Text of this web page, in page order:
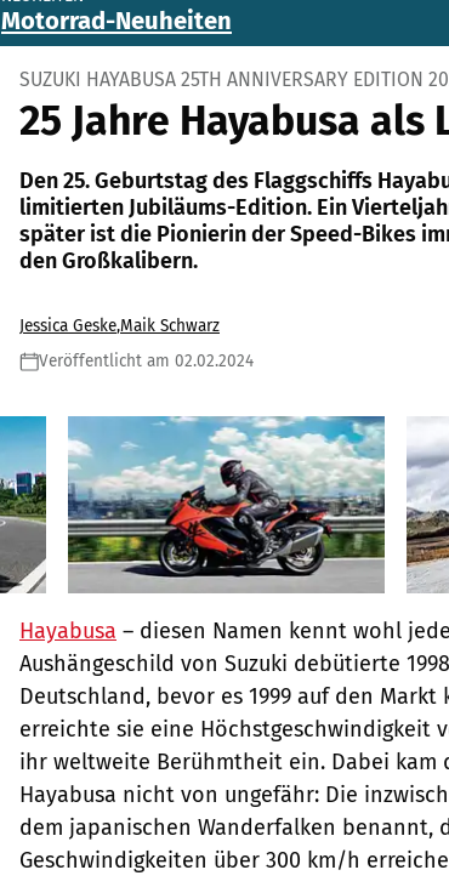
Motorrad-Neuheiten
SUZUKI HAYABUSA 25TH ANNIVERSARY EDITION
25 Jahre Hayabusa
Den 25. Geburtstag des Flaggschiffs
limitierten Jubiläums-Edition. Ein
später ist die Pionierin der Speed-Bikes
den Großkalibern.
Jessica Geske,Maik Schwarz
Veröffentlicht am 02.02.2024
Hayabusa – diesen Namen kennt wohl
Aushängeschild von Suzuki debütierte
Deutschland, bevor es 1999 auf den Markt
erreichte sie eine Höchstgeschwindigkeit
ihr weltweite Berühmtheit ein. Dabei kam
Hayabusa nicht von ungefähr: Die
dem japanischen Wanderfalken benannt,
Geschwindigkeiten über 300 km/h